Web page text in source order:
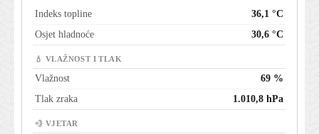
Indeks topline
36,1 °C
Osjet hladnoće
30,6 °C
💧 VLAŽNOST I TLAK
Vlažnost
69 %
Tlak zraka
1.010,8 hPa
💨 VJETAR